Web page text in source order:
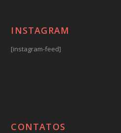
INSTAGRAM
[instagram-feed]
CONTATOS